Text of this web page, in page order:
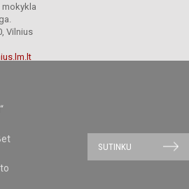
SUTINKU
Vilnius
muzikos mokykla. Visos teisės saugomos.
mokyklos sutikimo griežtai draudžiama.